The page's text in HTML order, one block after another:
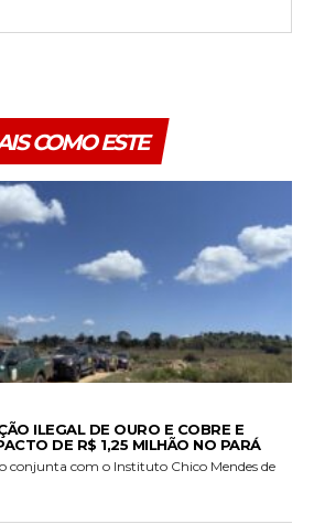
COMO ESTE
ILEGAL DE OURO E COBRE E
DE R$ 1,25 MILHÃO NO PARÁ
conjunta com o Instituto Chico Mendes de